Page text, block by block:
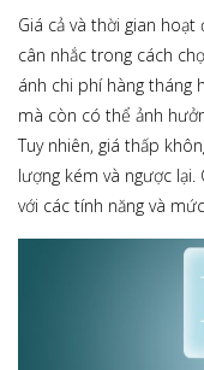
Giá cả và thời gian
cân nhắc trong cách
ánh chi phí hàng tháng
mà còn có thể ảnh
Tuy nhiên, giá thấp
lượng kém và ngược
với các tính năng và